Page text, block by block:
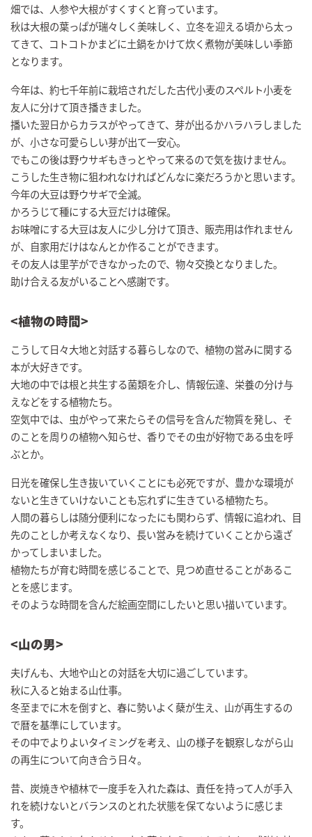
畑では、人参や大根がすくすくと育っています。
秋は大根の葉っぱが瑞々しく美味しく、立冬を迎える頃から太っ
てきて、コトコトかまどに土鍋をかけて炊く煮物が美味しい季節
となります。
今年は、約七千年前に栽培されだした古代小麦のスペルト小麦を
友人に分けて頂き播きました。
播いた翌日からカラスがやってきて、芽が出るかハラハラしました
が、小さな可愛らしい芽が出て一安心。
でもこの後は野ウサギもきっとやって来るので気を抜けません。
こうした生き物に狙われなければどんなに楽だろうかと思います。
今年の大豆は野ウサギで全滅。
かろうじて種にする大豆だけは確保。
お味噌にする大豆は友人に少し分けて頂き、販売用は作れません
が、自家用だけはなんとか作ることができます。
その友人は里芋ができなかったので、物々交換となりました。
助け合える友がいることへ感謝です。
<植物の時間>
こうして日々大地と対話する暮らしなので、植物の営みに関する
本が大好きです。
大地の中では根と共生する菌類を介し、情報伝達、栄養の分け与
えなどをする植物たち。
空気中では、虫がやって来たらその信号を含んだ物質を発し、そ
のことを周りの植物へ知らせ、香りでその虫が好物である虫を呼
ぶとか。
日光を確保し生き抜いていくことにも必死ですが、豊かな環境が
ないと生きていけないことも忘れずに生きている植物たち。
人間の暮らしは随分便利になったにも関わらず、情報に追われ、目
先のことしか考えなくなり、長い営みを続けていくことから遠ざ
かってしまいました。
植物たちが育む時間を感じることで、見つめ直せることがあるこ
とを感じます。
そのような時間を含んだ絵画空間にしたいと思い描いています。
<山の男>
夫げんも、大地や山との対話を大切に過ごしています。
秋に入ると始まる山仕事。
冬至までに木を倒すと、春に勢いよく蘖が生え、山が再生するの
で暦を基準にしています。
その中でよりよいタイミングを考え、山の様子を観察しながら山
の再生について向き合う日々。
昔、炭焼きや植林で一度手を入れた森は、責任を持って人が手入
れを続けないとバランスのとれた状態を保てないように感じま
す。